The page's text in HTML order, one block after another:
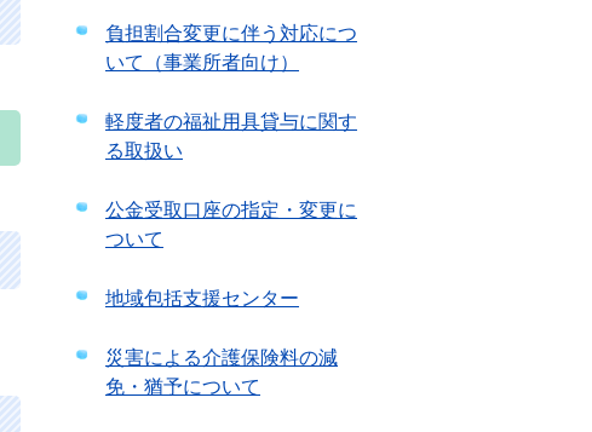
負担割合変更に伴う対応につ
いて（事業所者向け）
軽度者の福祉用具貸与に関す
る取扱い
公金受取口座の指定・変更に
ついて
地域包括支援センター
災害による介護保険料の減
免・猶予について